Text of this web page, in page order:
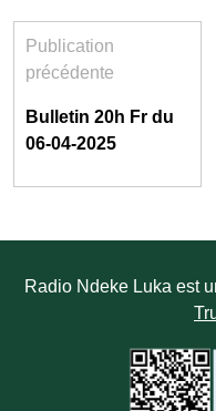
Publication
précédente
Bulletin 20h Fr du
06-04-2025
Radio Ndeke Luka est